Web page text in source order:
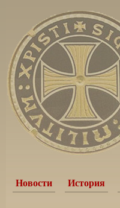
Новости История